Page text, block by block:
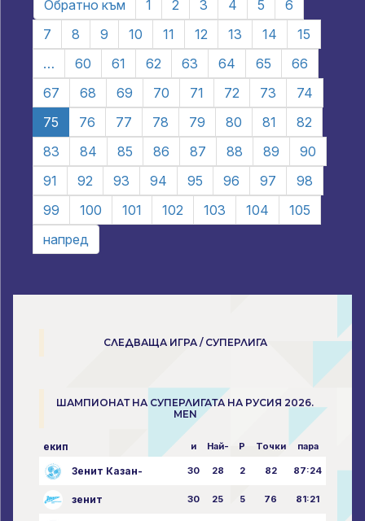
Обратно към 1 2 3 4 5
6
7
8 9 10 11 12 13 14
15
…
60 61 62 63 64 65
66
67
68 69 70 71 72 73
74
75
76 77 78 79 80 81
82
83
84 85 86 87 88 89
90
91
92 93 94 95 96 97
98
99
100 101 102 103 104
105
напред
СЛЕДВАЩА ИГРА / СУПЕРЛИГА
ШАМПИОНАТ НА СУПЕРЛИГАТА НА РУСИЯ 2026.
MEN
екип и Най- P Точки пара
Зенит Казан- 30 28 2 82 87:24
зенит 30 25 5 76 81:21